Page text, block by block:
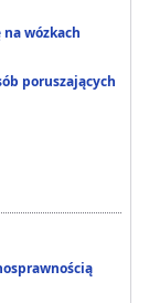
wózkach
poruszających